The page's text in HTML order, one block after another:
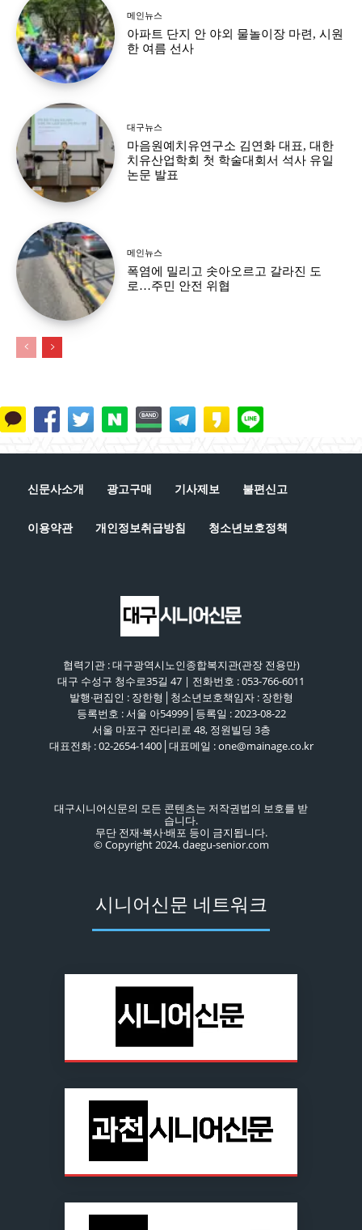
메인뉴스
아파트 단지 안 야외 물놀이장 마련, 시원
한 여름 선사
대구뉴스
마음원예치유연구소 김연화 대표, 대한
치유산업학회 첫 학술대회서 석사 유일
논문 발표
메인뉴스
폭염에 밀리고 솟아오르고 갈라진 도
로…주민 안전 위협
신문사소개 광고구매 기사제보 불편신고
이용약관 개인정보취급방침 청소년보호정책
협력기관 : 대구광역시노인종합복지관(관장 전용만)
대구 수성구 청수로35길 47 | 전화번호 : 053-766-6011
발행·편집인 : 장한형│청소년보호책임자 : 장한형
등록번호 : 서울 아54999│등록일 : 2023-08-22
서울 마포구 잔다리로 48, 정원빌딩 3층
대표전화 : 02-2654-1400│대표메일 : one@mainage.co.kr
대구시니어신문의 모든 콘텐츠는 저작권법의 보호를 받
습니다.
무단 전재·복사·배포 등이 금지됩니다.
© Copyright 2024. daegu-senior.com
시니어신문 네트워크